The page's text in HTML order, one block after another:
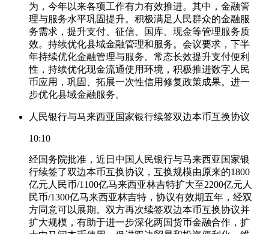
为，今年以来各项工作有力有效推进。其中，金融管
理与服务水平巩固提升。积极满足人民群众的金融服
务需求，提升支付、征信、国库、现金等管理服务质
效。持续优化县域金融管理和服务。会议要求，下半
年持续优化金融管理与服务。常态长效提升支付便利
性，持续优化现金流通使用环境，积极推进数字人民
币应用，巩固、拓展一次性信用修复政策成果。进一
步优化县域金融服务。
人民银行与马来西亚国家银行续签双边本币互换协议
10:10
经国务院批准，近日中国人民银行与马来西亚国家银
行续签了双边本币互换协议，互换规模由原来的1800
亿元人民币/1100亿马来西亚林吉特扩大至2200亿元人
民币/1300亿马来西亚林吉特，协议有效期五年，经双
方同意可以展期。双方再次续签双边本币互换协议并
扩大规模，有助于进一步深化两国货币金融合作，扩